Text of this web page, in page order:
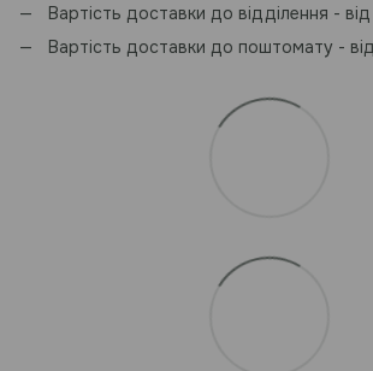
Вартість доставки до відділення -
Вартість доставки до поштомату -